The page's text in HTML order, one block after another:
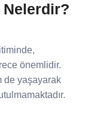
Nelerdir?
önemlidir.
de yaşayarak